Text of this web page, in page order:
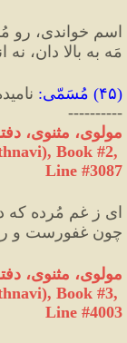
اسم خواندی، رو
مَه به بالا دان، نه
(۴۵) مُسَمّی:
----------
مولوی، مثنوی، دفتر
Book #2,
Line #3087
ای ز غم مُرده که
چون غفورست و
مولوی، مثنوی، دفتر
Book #3,
Line #4003